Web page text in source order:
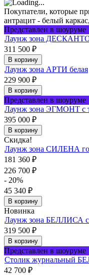
Покупатели, которые
антрацит - белый
Представлен в шоуруме
Лаунж зона ДЕСКАНТО
311 500 ₽
В корзину
Лаунж зона АРТИ белая
229 900 ₽
В корзину
Представлен в шоуруме
Лаунж зона ЭГМОНТ с
395 000 ₽
В корзину
Скидка!
Лаунж зона СИЛЕНА
181 360 ₽
226 700 ₽
- 20%
45 340 ₽
В корзину
Новинка
Лаунж зона БЕЛЛИСА с
319 500 ₽
В корзину
Представлен в шоуруме
Столик журнальный
42 700 ₽